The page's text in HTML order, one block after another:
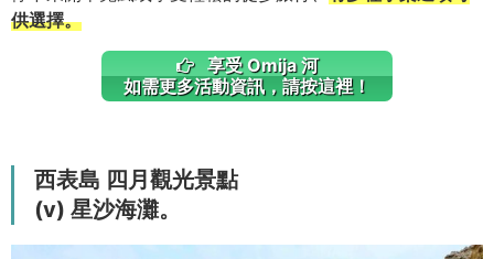
供選擇。
享受 Omija 河
如需更多活動資訊，請按這裡！
西表島 四月觀光景點
(v) 星沙海灘。